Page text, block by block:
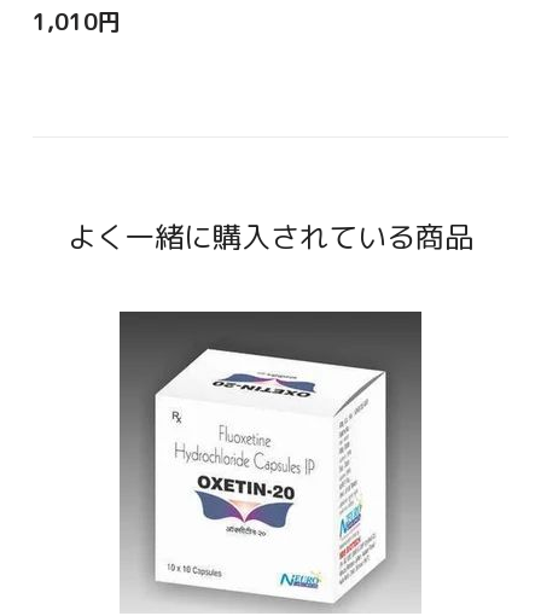
1,010円
よく一緒に購入されている商品